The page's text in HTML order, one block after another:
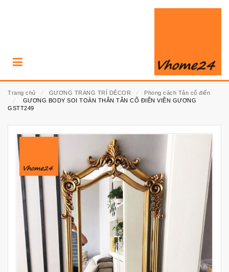
Trang chủ ⁄ GƯƠNG TRANG TRÍ DÉCOR ⁄
Phong cách Tân cổ điển
⁄
GƯƠNG BODY SOI TOÀN THÂN TÂN CỔ ĐIỂN VIỀN GƯƠNG
GSTT249